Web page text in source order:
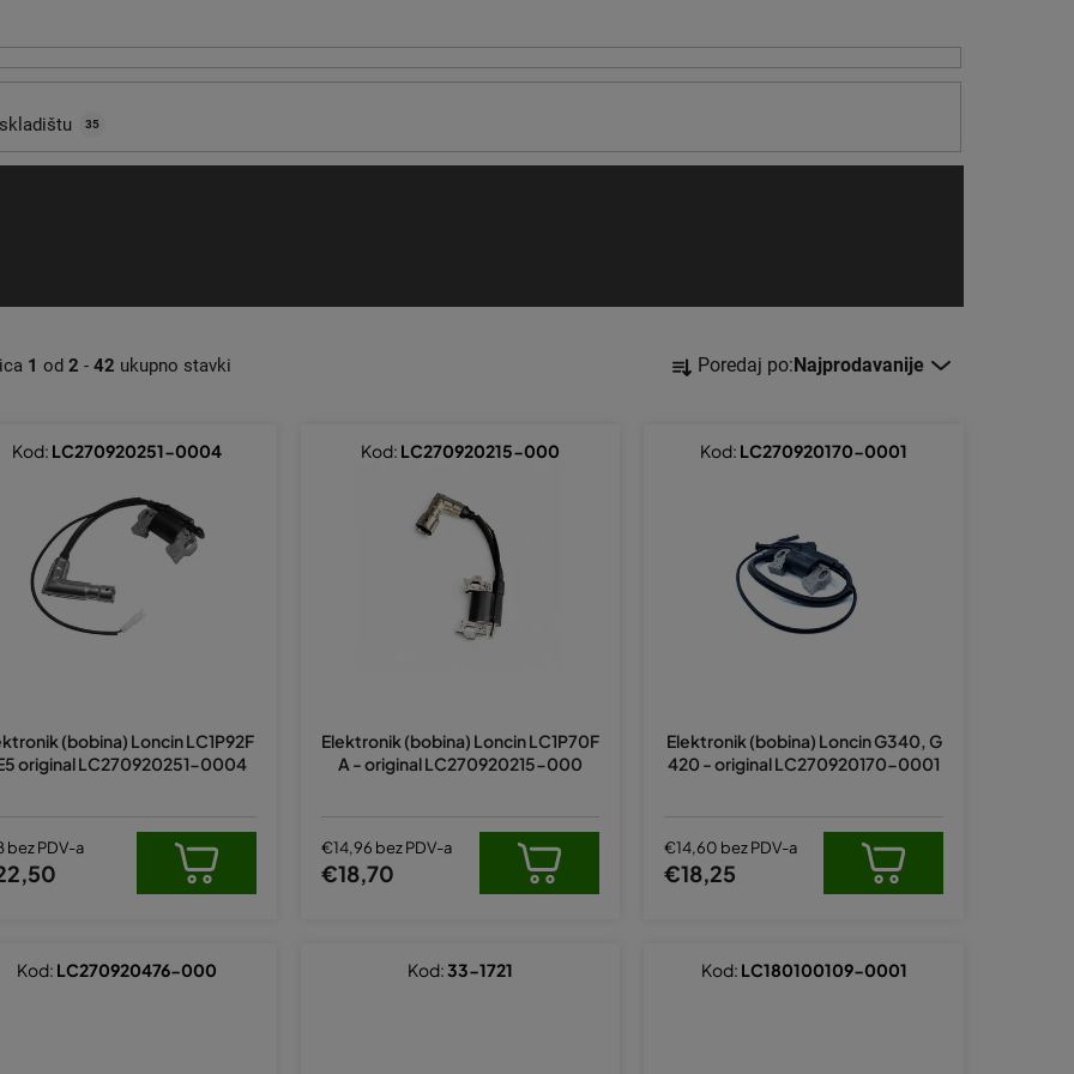
1 od 2 - 42 ukupno stavki
S
o
o
i
v
o
Poredaj po:Najprodavanije
35
(bobina) Loncin LC1P92F
original LC270920251-0004
bez PDV-a
Kod: LC270920251-0004
Elektronik (bobina) Loncin LC1P70F
A - original LC270920215-000
€14,96 bez PDV-a
€18,70
Kod: LC270920215-000
Elektronik (bobina) Loncin G340, G
420 - original LC270920170-0001
€14,60 bez PDV-a
€18,25
Kod: LC270920170-0001
Kod: LC270920476-000 Kod:33-1721 Kod: LC180100109-0001